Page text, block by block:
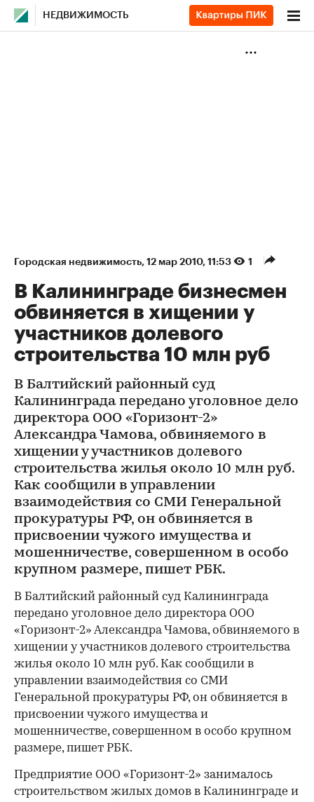
НЕДВИЖИМОСТЬ
Городская недвижимость⁠, 12 мар 2010, 11:53 1
В Калининграде бизнесмен
обвиняется в хищении у
участников долевого
строительства 10 млн руб
В Балтийский районный суд
Калининграда передано уголовное дело
директора ООО «Горизонт-2»
Александра Чамова, обвиняемого в
хищении у участников долевого
строительства жилья около 10 млн руб.
Как сообщили в управлении
взаимодействия со СМИ Генеральной
прокуратуры РФ, он обвиняется в
присвоении чужого имущества и
мошенничестве, совершенном в особо
крупном размере, пишет РБК.
В Балтийский районный суд Калининграда
передано уголовное дело директора ООО
«Горизонт-2» Александра Чамова, обвиняемого в
хищении у участников долевого строительства
жилья около 10 млн руб. Как сообщили в
управлении взаимодействия со СМИ
Генеральной прокуратуры РФ, он обвиняется в
присвоении чужого имущества и
мошенничестве, совершенном в особо крупном
размере, пишет РБК.
Предприятие ООО «Горизонт-2» занималось
строительством жилых домов в Калининграде и